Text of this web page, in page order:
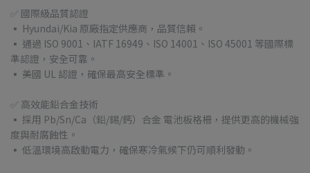
✅ 國際級品質認證
▪ Hyundai/Kia 原廠指定供應商，品質信賴。
▪ 通過 ISO 9001、IATF 16949、ISO 14001、ISO 45001 等國際標
準認證，安全可靠。
▪ 美國 UL 認證，確保最高安全標準。
✅ 高效能鉛合金技術
▪ 採用 Pb/Sn/Ca（鉛/錫/鈣）合金 電池板格柵，提供更高的機械強
度與耐腐蝕性。
▪ 低溫環境高啟動電力，確保寒冷氣候下仍可順利發動。